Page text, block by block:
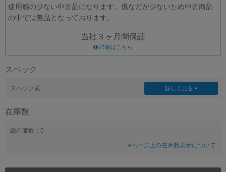
使用感の少ない中古品になります。傷などが少ないため中古商品
の中では美品となっております。
当社３ヶ月間保証
詳細はこちら
スペック
スペック表 詳しく見る
在庫数
総在庫数：0
※ページ上の在庫数表示について
ランク
商品状態の絞り込み
CPU
OSの絞り込み
メモリ